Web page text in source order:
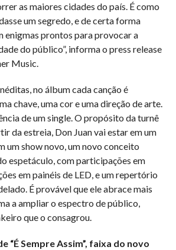
as maiores cidades do país. É como
um segredo, e de certa forma
enigmas prontos para provocar a
do público”, informa o press release
Music.
no álbum cada canção é
chave, uma cor e uma direção de arte.
de um single. O propósito da turnê
da estreia, Don Juanvai estar em um
um show novo, um novo conceito
espetáculo, com participações em
em painéis de LED, e um repertório
É provável que ele abrace mais
a ampliar o espectro de público,
que o consagrou.
“É Sempre Assim”, faixa do novo